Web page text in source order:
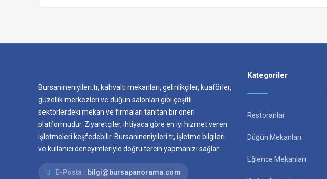
Bursanineniyileri.tr, kahvaltı mekanları, gelinlikçiler, kuaförler,
güzellik merkezleri ve düğün salonları gibi çeşitli
sektörlerdeki mekan ve firmaları tanıtan bir öneri
platformudur. Ziyaretçiler, ihtiyaca göre en iyi hizmet veren
işletmeleri keşfedebilir. Bursanineniyileri.tr, işletme bilgileri
ve kullanıcı deneyimleriyle doğru tercih yapmanızı sağlar.
E-Posta : bilgi@bursapanorama.com
Kategoriler
Restoranlar
Düğün Mekanları
Eğlence Mekanları